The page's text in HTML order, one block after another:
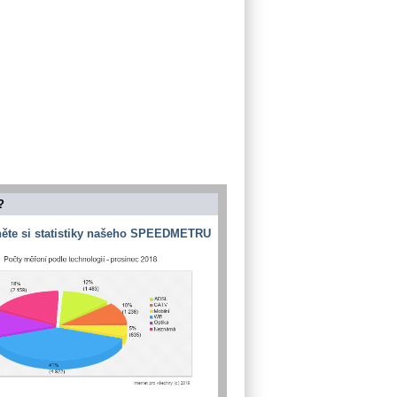
si statistiky našeho SPEEDMETRU